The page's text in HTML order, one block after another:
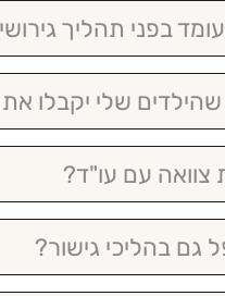
בפני תהליך
שלי יקבלו
צוואה עם עו"ד?
בהליכי גישור?